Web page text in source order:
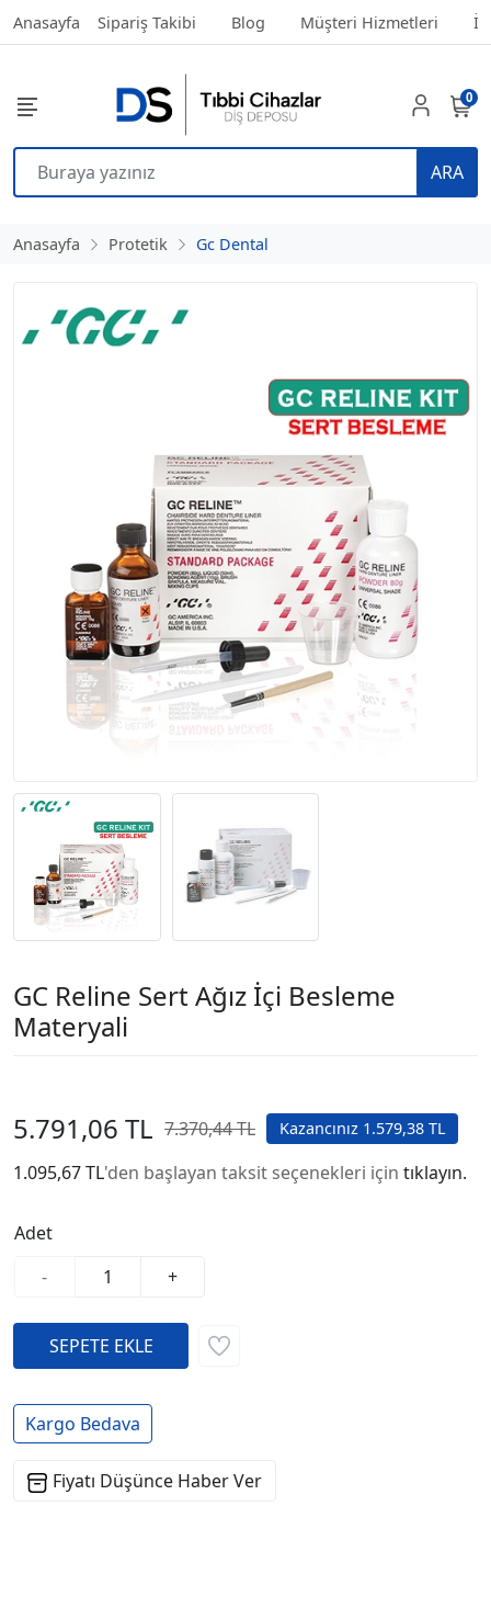
Anasayfa Sipariş Takibi Blog Müşteri Hizmetleri
ARA
0
Anasayfa Protetik Gc Dental
GC Reline Sert Ağız İçi Besleme
Materyali
5.791,06 TL 7.370,44 TL Kazancınız 1.579,38 TL
1.095,67 TL'den başlayan taksit seçenekleri için tıklayın.
Adet
-
+
Kargo Bedava
Fiyatı Düşünce Haber Ver